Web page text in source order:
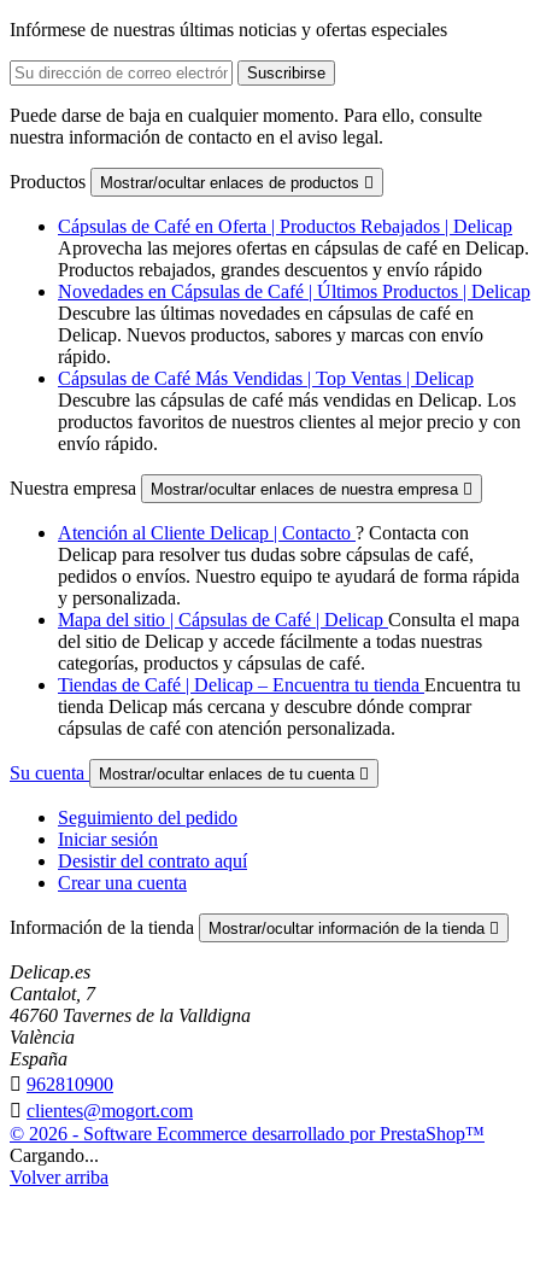
Infórmese de nuestras últimas noticias y ofertas especiales
Puede darse de baja en cualquier momento. Para ello, consulte
nuestra información de contacto en el aviso legal.
Productos Mostrar/ocultar enlaces de productos 
Cápsulas de Café en Oferta | Productos Rebajados | Delicap
Aprovecha las mejores ofertas en cápsulas de café en Delicap.
Productos rebajados, grandes descuentos y envío rápido
Novedades en Cápsulas de Café | Últimos Productos | Delicap
Descubre las últimas novedades en cápsulas de café en
Delicap. Nuevos productos, sabores y marcas con envío
rápido.
Cápsulas de Café Más Vendidas | Top Ventas | Delicap
Descubre las cápsulas de café más vendidas en Delicap. Los
productos favoritos de nuestros clientes al mejor precio y con
envío rápido.
Nuestra empresa Mostrar/ocultar enlaces de nuestra empresa 
Atención al Cliente Delicap | Contacto ? Contacta con
Delicap para resolver tus dudas sobre cápsulas de café,
pedidos o envíos. Nuestro equipo te ayudará de forma rápida
y personalizada.
Mapa del sitio | Cápsulas de Café | Delicap Consulta el mapa
del sitio de Delicap y accede fácilmente a todas nuestras
categorías, productos y cápsulas de café.
Tiendas de Café | Delicap – Encuentra tu tienda Encuentra tu
tienda Delicap más cercana y descubre dónde comprar
cápsulas de café con atención personalizada.
Su cuenta Mostrar/ocultar enlaces de tu cuenta 
Seguimiento del pedido
Iniciar sesión
Desistir del contrato aquí
Crear una cuenta
Información de la tienda Mostrar/ocultar información de la tienda 
Delicap.es
Cantalot, 7
46760 Tavernes de la Valldigna
València
España
 962810900
 clientes@mogort.com
© 2026 - Software Ecommerce desarrollado por PrestaShop™
Cargando...
Volver arriba